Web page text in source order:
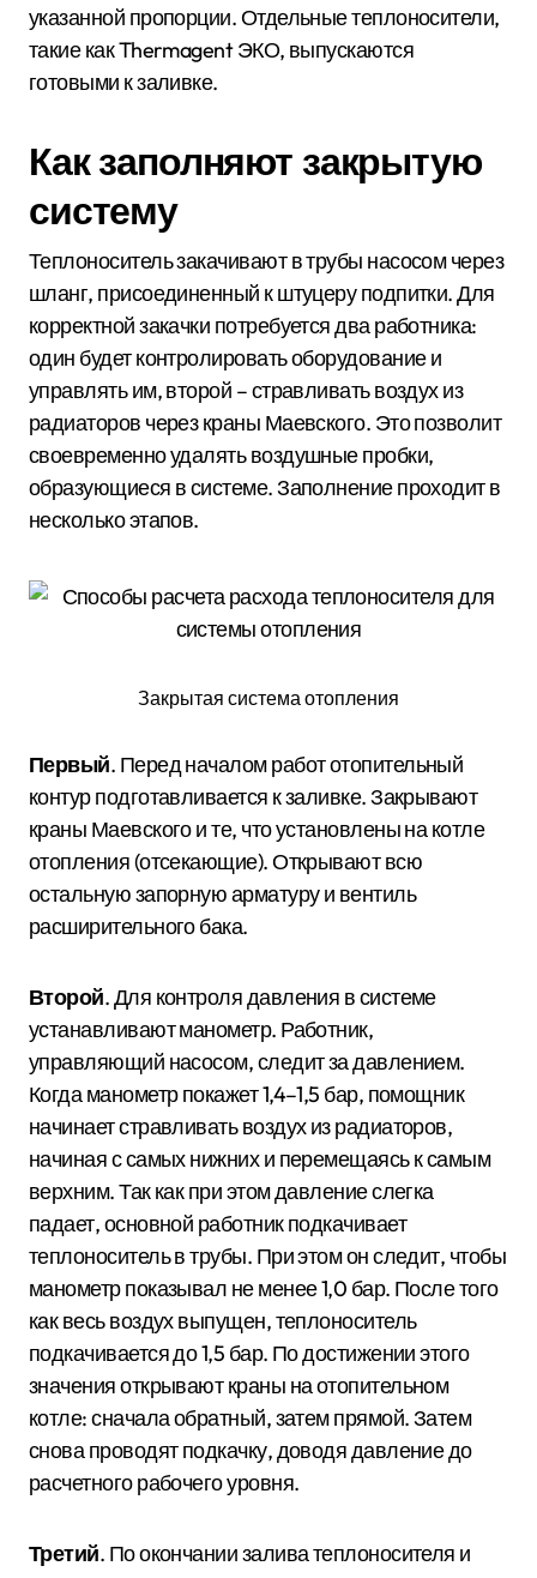
указанной пропорции. Отдельные теплоносители,
такие как Thermagent ЭКО, выпускаются
готовыми к заливке.
Как заполняют закрытую
систему
Теплоноситель закачивают в трубы насосом через
шланг, присоединенный к штуцеру подпитки. Для
корректной закачки потребуется два работника:
один будет контролировать оборудование и
управлять им, второй – стравливать воздух из
радиаторов через краны Маевского. Это позволит
своевременно удалять воздушные пробки,
образующиеся в системе. Заполнение проходит в
несколько этапов.
Закрытая система отопления
Первый. Перед началом работ отопительный
контур подготавливается к заливке. Закрывают
краны Маевского и те, что установлены на котле
отопления (отсекающие). Открывают всю
остальную запорную арматуру и вентиль
расширительного бака.
Второй. Для контроля давления в системе
устанавливают манометр. Работник,
управляющий насосом, следит за давлением.
Когда манометр покажет 1,4–1,5 бар, помощник
начинает стравливать воздух из радиаторов,
начиная с самых нижних и перемещаясь к самым
верхним. Так как при этом давление слегка
падает, основной работник подкачивает
теплоноситель в трубы. При этом он следит, чтобы
манометр показывал не менее 1,0 бар. После того
как весь воздух выпущен, теплоноситель
подкачивается до 1,5 бар. По достижении этого
значения открывают краны на отопительном
котле: сначала обратный, затем прямой. Затем
снова проводят подкачку, доводя давление до
расчетного рабочего уровня.
Третий. По окончании залива теплоносителя и